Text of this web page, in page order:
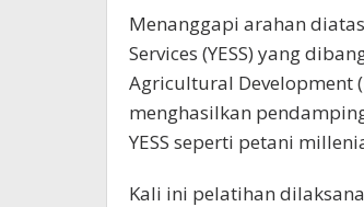
Menanggapi arahan
Services (YESS) yang
Agricultural Development
menghasilkan
YESS seperti petani
Kali ini pelatihan